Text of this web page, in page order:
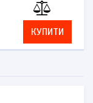
КУПИТИ